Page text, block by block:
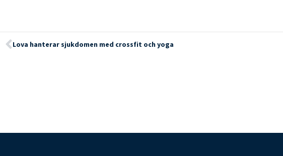
Lova hanterar sjukdomen med crossfit och yoga